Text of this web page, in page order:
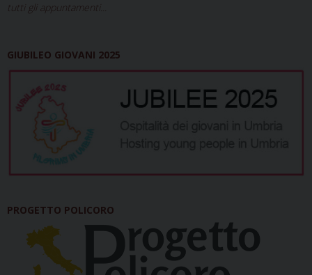
tutti gli appuntamenti...
GIUBILEO GIOVANI 2025
PROGETTO POLICORO